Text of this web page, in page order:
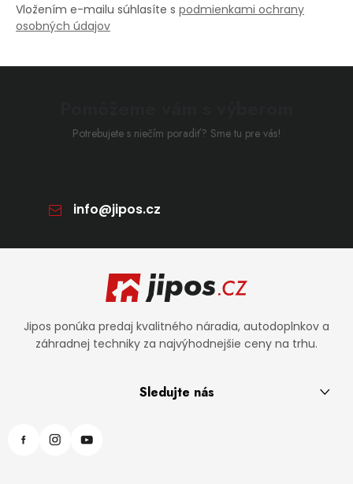
Vložením e-mailu súhlasíte s podmienkami ochrany
osobných údajov
Potrebujete s niečím poradiť? Sme tu pre vás!
info@jipos.cz
Zápätie
Jipos ponúka predaj kvalitného náradia, autodoplnkov a
záhradnej techniky za najvýhodnejšie ceny na trhu.
Sledujte nás